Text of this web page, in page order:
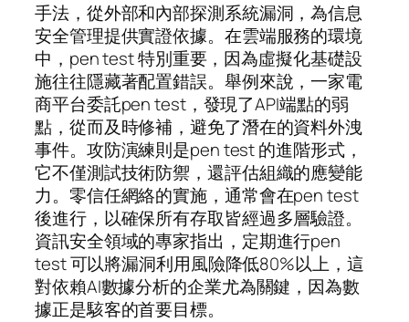
手法，從外部和內部探測系統漏洞，為信息
安全管理提供實證依據。在雲端服務的環境
中，pen test 特別重要，因為虛擬化基礎設
施往往隱藏著配置錯誤。舉例來說，一家電
商平台委託pen test，發現了API端點的弱
點，從而及時修補，避免了潛在的資料外洩
事件。攻防演練則是pen test 的進階形式，
它不僅測試技術防禦，還評估組織的應變能
力。零信任網絡的實施，通常會在pen test
後進行，以確保所有存取皆經過多層驗證。
資訊安全領域的專家指出，定期進行pen
test 可以將漏洞利用風險降低80%以上，這
對依賴AI數據分析的企業尤為關鍵，因為數
據正是駭客的首要目標。